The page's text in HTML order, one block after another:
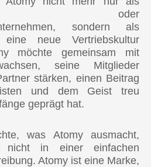
oder
sondern als
neue Vertriebskultur
möchte gemeinsam mit
seine Mitglieder
stärken, einen Beitrag
und dem Geist treu
geprägt hat.
was Atomy ausmacht,
nicht in einer einfachen
Atomy ist eine Marke,